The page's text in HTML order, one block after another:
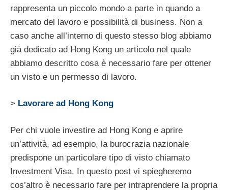
rappresenta un piccolo mondo a parte in quando a
mercato del lavoro e possibilità di business. Non a
caso anche all’interno di questo stesso blog abbiamo
già dedicato ad Hong Kong un articolo nel quale
abbiamo descritto cosa è necessario fare per ottener
un visto e un permesso di lavoro.
> Lavorare ad Hong Kong
Per chi vuole investire ad Hong Kong e aprire
un’attività, ad esempio, la burocrazia nazionale
predispone un particolare tipo di visto chiamato
Investment Visa. In questo post vi spiegheremo
cos’altro è necessario fare per intraprendere la propria